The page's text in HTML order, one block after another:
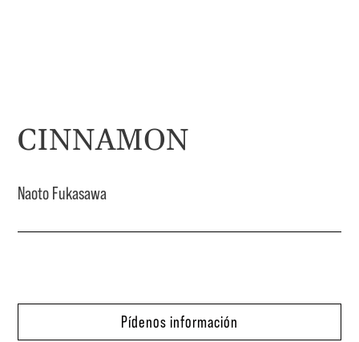
CINNAMON
Naoto Fukasawa
Pídenos información